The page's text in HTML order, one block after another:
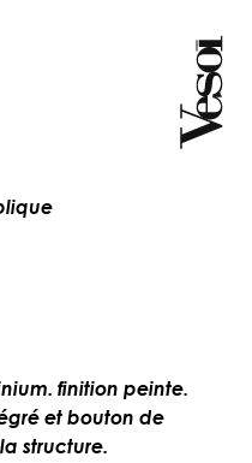
finition peinte.
et bouton de
structure.